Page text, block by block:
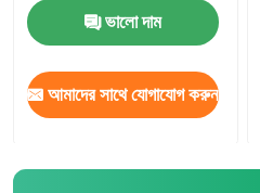
ভালো দাম
আমাদের সাথে যোগাযোগ করুন